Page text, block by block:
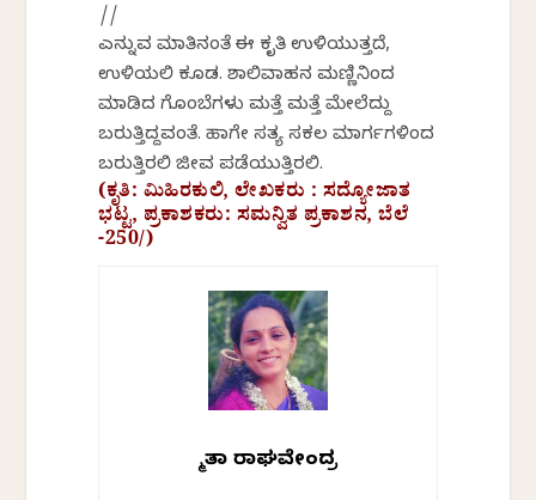
||
ಎನ್ನುವ ಮಾತಿನಂತೆ ಈ ಕೃತಿ ಉಳಿಯುತ್ತದೆ,
ಉಳಿಯಲಿ ಕೂಡ. ಶಾಲಿವಾಹನ ಮಣ್ಣಿನಿಂದ
ಮಾಡಿದ ಗೊಂಬೆಗಳು ಮತ್ತೆ ಮತ್ತೆ ಮೇಲೆದ್ದು
ಬರುತ್ತಿದ್ದವಂತೆ. ಹಾಗೇ ಸತ್ಯ ಸಕಲ ಮಾರ್ಗಗಳಿಂದ
ಬರುತ್ತಿರಲಿ ಜೀವ ಪಡೆಯುತ್ತಿರಲಿ.
(ಕೃತಿ: ಮಿಹಿರಕುಲಿ, ಲೇಖಕರು : ಸದ್ಯೋಜಾತ
ಭಟ್ಟ, ಪ್ರಕಾಶಕರು: ಸಮನ್ವಿತ ಪ್ರಕಾಶನ, ಬೆಲೆ
-250/)
ಸ್ಮಿತಾ ರಾಘವೇಂದ್ರ